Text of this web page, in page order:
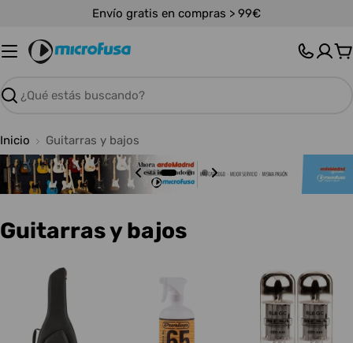
contenido
Envío gratis en compras > 99€
Buscar
Inicio Guitarras y bajos
C
Guitarras y bajos